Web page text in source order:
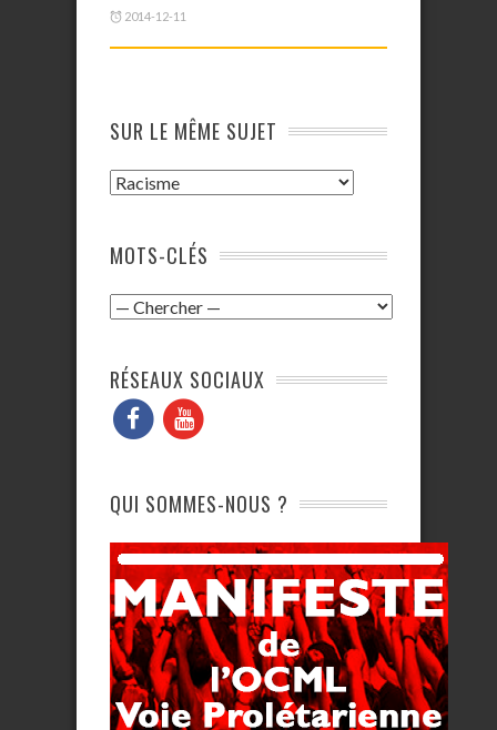
2014-12-11
SUR LE MÊME SUJET
MOTS-CLÉS
RÉSEAUX SOCIAUX
QUI SOMMES-NOUS ?